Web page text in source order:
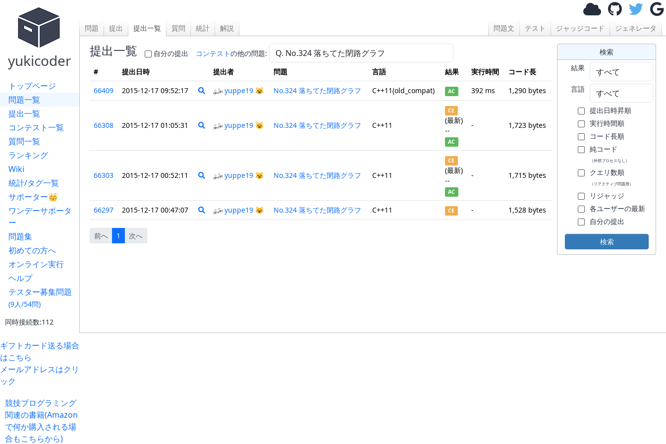
yukicoder
トップページ
問題一覧
提出一覧
コンテスト一覧
質問一覧
ランキング
Wiki
統計/タグ一覧
サポーター👑
ワンデーサポータ
ー
問題集
初めての方へ
オンライン実行
ヘルプ
テスター募集問題
(9人/54問)
同時接続数:112
ギフトカード送る場合
はこちら
メールアドレスはクリ
ック
競技プログラミング
関連の書籍(Amazon
で何か購入される場
合もこちらから)
問題 提出 提出一覧 質問 統計 解説 問題文 テスト ジャッジコード ジェネレータ
提出一覧 自分の提出 コンテストの他の問題:
#
提出日時 提出者 問題 言語 結果 実行時間
コード長
66409
2015-12-17 09:52:17 yuppe19 😺 No.324 落ちてた閉路グラフ C++11(old_compat) AC 392 ms 1,290 bytes
66308 2015-12-17 01:05:31 yuppe19 😺 No.324 落ちてた閉路グラフ C++11
CE
(最新)
--
AC
- 1,723 bytes
66303 2015-12-17 00:52:11 yuppe19 😺 No.324 落ちてた閉路グラフ C++11
CE
(最新)
--
AC
- 1,715 bytes
66297 2015-12-17 00:47:07 yuppe19 😺 No.324 落ちてた閉路グラフ C++11 CE - 1,528 bytes
前へ 1 次へ
検索
結果
言語
提出日時昇順
実行時間順
コード長順
純コード
（外部プロセスなし）
クエリ数順
（リアクティブ問題用）
リジャッジ
各ユーザーの最新
自分の提出